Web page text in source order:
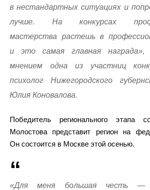
в нестандартных ситуациях и
лучше. На конкурсах
мастерства растешь в
и это самая главная награда»,
мнением одна из участниц
психолог Нижегородского
Юлия Коновалова.
Победитель регионального этапа
Молостова представит регион на
Он состоится в Москве этой осенью.
«Для меня большая честь —